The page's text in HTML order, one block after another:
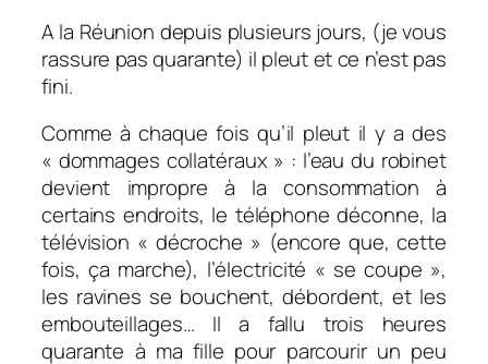
A la Réunion depuis plusieurs jours, (je vous
rassure pas quarante) il pleut et ce n’est pas
fini.
Comme à chaque fois qu’il pleut il y a des
« dommages collatéraux » : l’eau du robinet
devient impropre à la consommation à
certains endroits, le téléphone déconne, la
télévision « décroche » (encore que, cette
fois, ça marche), l’électricité « se coupe »,
les ravines se bouchent, débordent, et les
embouteillages… Il a fallu trois heures
quarante à ma fille pour parcourir un peu